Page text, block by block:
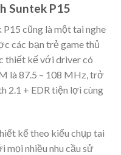
Suntek P15
cũng là một tai nghe
các bạn trẻ game thủ
thiết kế với driver có
là 87.5 – 108 MHz, trở
2.1 + EDR tiện lợi cùng
kế theo kiểu chụp tai
mọi nhiều nhu cầu sử